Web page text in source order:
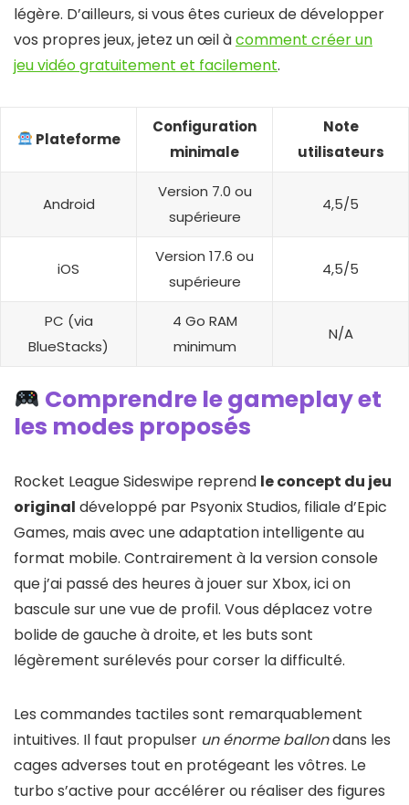
légère. D’ailleurs, si vous êtes curieux de développer
vos propres jeux, jetez un œil àcomment créer un
jeu vidéo gratuitement et facilement.
Plateforme
Configuration
minimale
Note
utilisateurs
Android
Version 7.0 ou
supérieure
4,5/5
iOS
Version 17.6 ou
supérieure
4,5/5
PC (via
BlueStacks)
4 Go RAM
minimum
N/A
Comprendre le gameplay et
les modes proposés
Rocket League Sideswipe reprend le concept du jeu
original développé par Psyonix Studios, filiale d’Epic
Games, mais avec une adaptation intelligente au
format mobile. Contrairement à la version console
que j’ai passé des heures à jouer sur Xbox, ici on
bascule sur une vue de profil. Vous déplacez votre
bolide de gauche à droite, et les buts sont
légèrement surélevés pour corser la difficulté.
Les commandes tactiles sont remarquablement
intuitives. Il faut propulser un énorme ballondans les
cages adverses tout en protégeant les vôtres. Le
turbo s’active pour accélérer ou réaliser des figures